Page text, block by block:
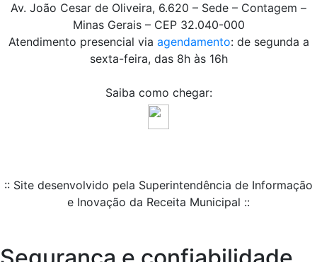
Av. João Cesar de Oliveira, 6.620 – Sede – Contagem –
Minas Gerais – CEP 32.040-000
Atendimento presencial via agendamento: de segunda a
sexta-feira, das 8h às 16h
Saiba como chegar:
:: Site desenvolvido pela Superintendência de Informação
e Inovação da Receita Municipal ::